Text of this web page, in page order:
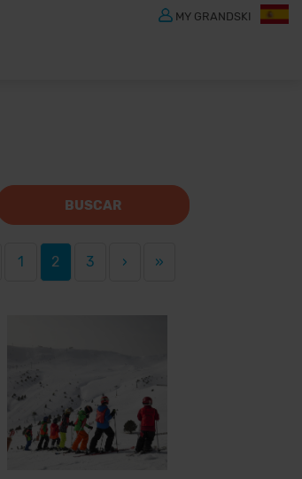
MY GRANDSKI
BUSCAR
1 2 3 › »